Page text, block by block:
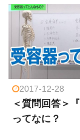
2017-12-28
＜質問回答＞『
ってなに？